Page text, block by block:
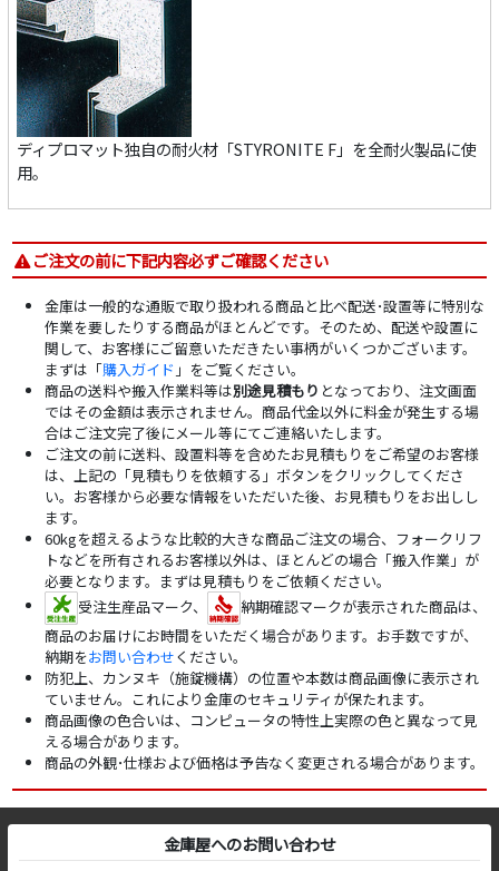
ディプロマット独自の耐火材「STYRONITE F」を全耐火製品に使
用。
ご注文の前に下記内容必ずご確認ください
金庫は一般的な通販で取り扱われる商品と比べ配送･設置等に特別な
作業を要したりする商品がほとんどです。そのため、配送や設置に
関して、お客様にご留意いただきたい事柄がいくつかございます。
まずは「購入ガイド 」をご覧ください。
商品の送料や搬入作業料等は別途見積もり となっており、注文画面
ではその金額は表示されません。商品代金以外に料金が発生する場
合はご注文完了後にメール等にてご連絡いたします。
ご注文の前に送料、設置料等を含めたお見積もりをご希望のお客様
は、上記の「見積もりを依頼する」ボタンをクリックしてくださ
い。お客様から必要な情報をいただいた後、お見積もりをお出しし
ます。
60kgを超えるような比較的大きな商品ご注文の場合、フォークリフ
トなどを所有されるお客様以外は、ほとんどの場合「搬入作業」が
必要となります。まずは見積もりをご依頼ください。
受注生産品マーク、
納期確認マークが表示された商品は、
商品のお届けにお時間をいただく場合があります。お手数ですが、
納期をお問い合わせください。
防犯上、カンヌキ（施錠機構）の位置や本数は商品画像に表示され
ていません。これにより金庫のセキュリティが保たれます。
商品画像の色合いは、コンピュータの特性上実際の色と異なって見
える場合があります。
商品の外観･仕様および価格は予告なく変更される場合があります。
金庫屋へのお問い合わせ